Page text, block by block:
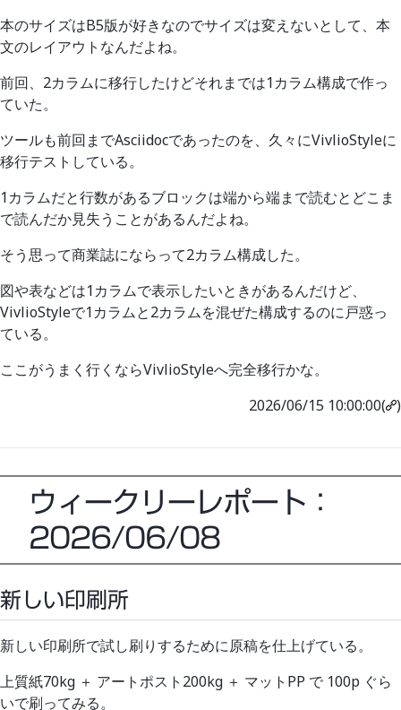
本のサイズはB5版が好きなのでサイズは変えないとして、本
文のレイアウトなんだよね。
前回、2カラムに移行したけどそれまでは1カラム構成で作っ
ていた。
ツールも前回までAsciidocであったのを、久々にVivlioStyleに
移行テストしている。
1カラムだと行数があるブロックは端から端まで読むとどこま
で読んだか見失うことがあるんだよね。
そう思って商業誌にならって2カラム構成した。
図や表などは1カラムで表示したいときがあるんだけど、
VivlioStyleで1カラムと2カラムを混ぜた構成するのに戸惑っ
ている。
ここがうまく行くならVivlioStyleへ完全移行かな。
2026/06/15 10:00:00( )
ウィークリーレポート：
2026/06/08
新しい印刷所
新しい印刷所で試し刷りするために原稿を仕上げている。
上質紙70kg ＋ アートポスト200kg ＋ マットPP で 100p ぐら
いで刷ってみる。